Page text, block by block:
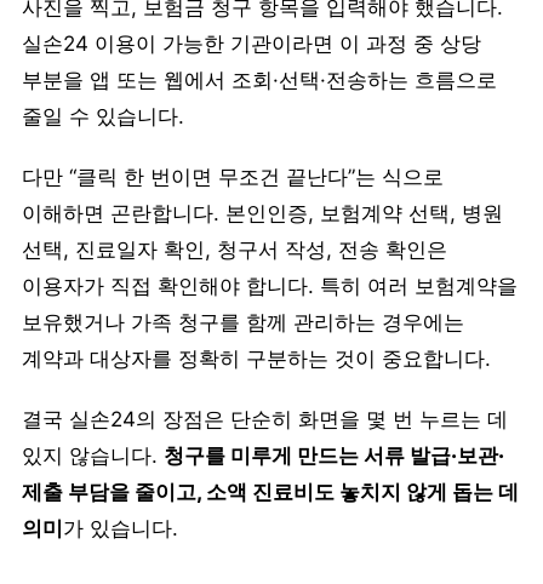
사진을 찍고, 보험금 청구 항목을 입력해야 했습니다.
실손24 이용이 가능한 기관이라면 이 과정 중 상당
부분을 앱 또는 웹에서 조회·선택·전송하는 흐름으로
줄일 수 있습니다.
다만 “클릭 한 번이면 무조건 끝난다”는 식으로
이해하면 곤란합니다. 본인인증, 보험계약 선택, 병원
선택, 진료일자 확인, 청구서 작성, 전송 확인은
이용자가 직접 확인해야 합니다. 특히 여러 보험계약을
보유했거나 가족 청구를 함께 관리하는 경우에는
계약과 대상자를 정확히 구분하는 것이 중요합니다.
결국 실손24의 장점은 단순히 화면을 몇 번 누르는 데
있지 않습니다. 청구를 미루게 만드는 서류 발급·보관·
제출 부담을 줄이고, 소액 진료비도 놓치지 않게 돕는 데
의미 가 있습니다.